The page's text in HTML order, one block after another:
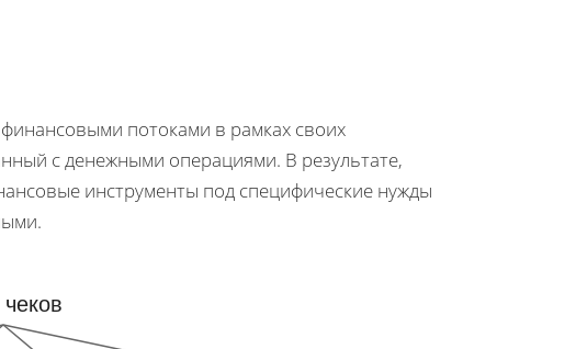
потоками в рамках своих
с денежными операциями. В результате,
инструменты под специфические нужды